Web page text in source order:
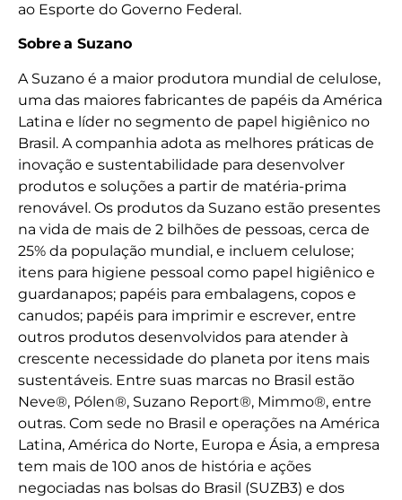
ao Esporte do Governo Federal.
Sobre a Suzano
A Suzano é a maior produtora mundial de celulose,
uma das maiores fabricantes de papéis da América
Latina e líder no segmento de papel higiênico no
Brasil. A companhia adota as melhores práticas de
inovação e sustentabilidade para desenvolver
produtos e soluções a partir de matéria-prima
renovável. Os produtos da Suzano estão presentes
na vida de mais de 2 bilhões de pessoas, cerca de
25% da população mundial, e incluem celulose;
itens para higiene pessoal como papel higiênico e
guardanapos; papéis para embalagens, copos e
canudos; papéis para imprimir e escrever, entre
outros produtos desenvolvidos para atender à
crescente necessidade do planeta por itens mais
sustentáveis. Entre suas marcas no Brasil estão
Neve®, Pólen®, Suzano Report®, Mimmo®, entre
outras. Com sede no Brasil e operações na América
Latina, América do Norte, Europa e Ásia, a empresa
tem mais de 100 anos de história e ações
negociadas nas bolsas do Brasil (SUZB3) e dos